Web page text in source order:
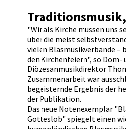
"Wir als Kirche müssen uns
über die meist
vielen Blasmusikverbände –
den Kirchenfeiern", so Dom-
Diözesanmusikdirektor
Zusammenarbeit war
begeisternde Ergebnis der
der Publikation.
Das neue Notenexemplar
Gotteslob" spiegelt einen